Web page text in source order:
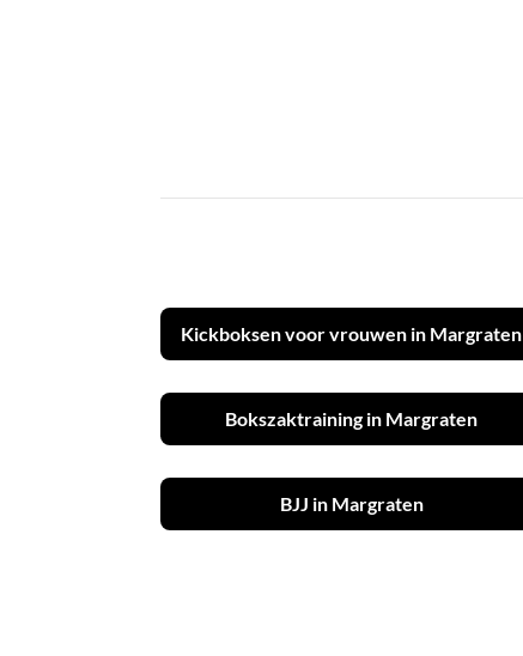
Kickboksen voor vrouwen in Margraten
Bokszaktraining in Margraten
BJJ in Margraten